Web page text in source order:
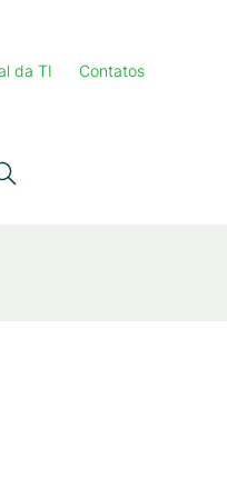
da TI Contatos